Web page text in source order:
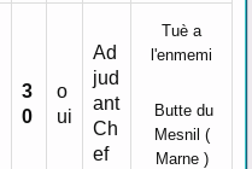
3
0
o
ui
Ad
jud
ant
Ch
ef
Tuè a
l'enmemi
Butte du
Mesnil (
Marne )